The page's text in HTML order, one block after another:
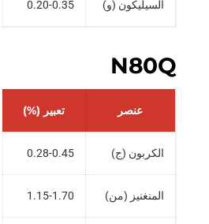
السيليكون (و) 0.20-0.35
N80Q
عنصر تعبير (%)
الكربون (ج) 0.28-0.45
المنغنيز (من) 1.15-1.70